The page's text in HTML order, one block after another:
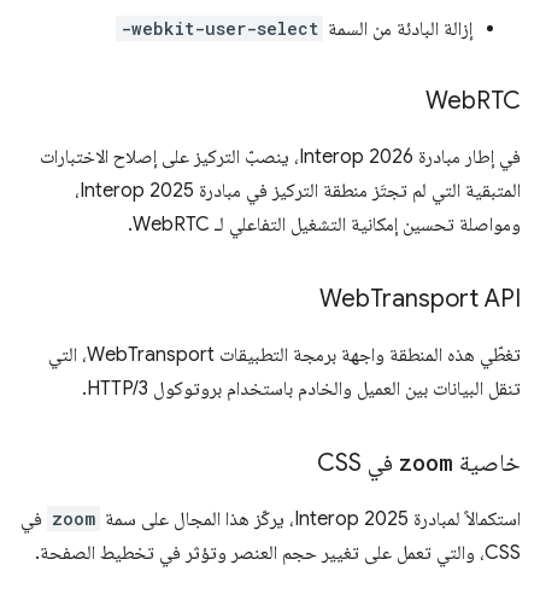
إزالة البادئة من السمة -webkit-user-select
WebRTC
في إطار مبادرة Interop 2026، ينصبّ التركيز على إصلاح الاختبارات
المتبقية التي لم تجتَز منطقة التركيز في مبادرة Interop 2025،
ومواصلة تحسين إمكانية التشغيل التفاعلي لـ WebRTC.
‫WebTransport API
تغطّي هذه المنطقة واجهة برمجة التطبيقات WebTransport، التي
تنقل البيانات بين العميل والخادم باستخدام بروتوكول HTTP/3.
خاصية zoom في CSS
استكمالاً لمبادرة Interop 2025، يركّز هذا المجال على سمة zoom في
CSS، والتي تعمل على تغيير حجم العنصر وتؤثر في تخطيط الصفحة.